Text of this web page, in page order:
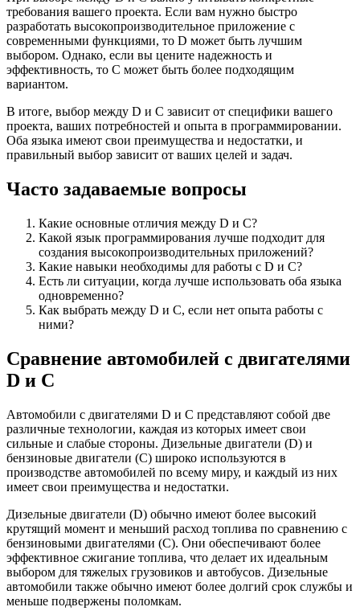
требования вашего проекта. Если вам нужно быстро
разработать высокопроизводительное приложение с
современными функциями, то D может быть лучшим
выбором. Однако, если вы цените надежность и
эффективность, то C может быть более подходящим
вариантом.
В итоге, выбор между D и C зависит от специфики вашего
проекта, ваших потребностей и опыта в программировании.
Оба языка имеют свои преимущества и недостатки, и
правильный выбор зависит от ваших целей и задач.
Часто задаваемые вопросы
Какие основные отличия между D и C?
Какой язык программирования лучше подходит для
создания высокопроизводительных приложений?
Какие навыки необходимы для работы с D и C?
Есть ли ситуации, когда лучше использовать оба языка
одновременно?
Как выбрать между D и C, если нет опыта работы с
ними?
Сравнение автомобилей с двигателями
D и C
Автомобили с двигателями D и C представляют собой две
различные технологии, каждая из которых имеет свои
сильные и слабые стороны. Дизельные двигатели (D) и
бензиновые двигатели (C) широко используются в
производстве автомобилей по всему миру, и каждый из них
имеет свои преимущества и недостатки.
Дизельные двигатели (D) обычно имеют более высокий
крутящий момент и меньший расход топлива по сравнению с
бензиновыми двигателями (C). Они обеспечивают более
эффективное сжигание топлива, что делает их идеальным
выбором для тяжелых грузовиков и автобусов. Дизельные
автомобили также обычно имеют более долгий срок службы и
меньше подвержены поломкам.